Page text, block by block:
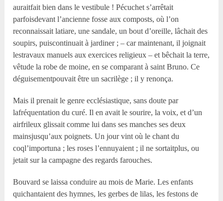
auraitfait bien dans le vestibule ! Pécuchet s’arrêtait
parfoisdevant l’ancienne fosse aux composts, où l’on
reconnaissait latiare, une sandale, un bout d’oreille, lâchait des
soupirs, puiscontinuait à jardiner ; – car maintenant, il joignait
lestravaux manuels aux exercices religieux – et bêchait la terre,
vêtude la robe de moine, en se comparant à saint Bruno. Ce
déguisementpouvait être un sacrilège ; il y renonça.
Mais il prenait le genre ecclésiastique, sans doute par
lafréquentation du curé. Il en avait le sourire, la voix, et d’un
airfrileux glissait comme lui dans ses manches ses deux
mainsjusqu’aux poignets. Un jour vint où le chant du
coql’importuna ; les roses l’ennuyaient ; il ne sortaitplus, ou
jetait sur la campagne des regards farouches.
Bouvard se laissa conduire au mois de Marie. Les enfants
quichantaient des hymnes, les gerbes de lilas, les festons de